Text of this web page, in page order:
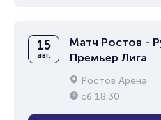
15
авг.
Матч Ростов -
Премьер Лига
Ростов Арена
сб 18:30